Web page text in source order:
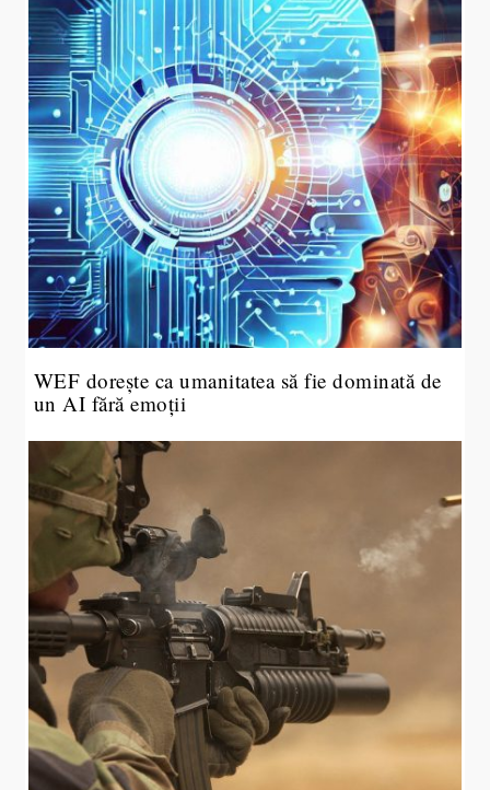
WEF dorește ca umanitatea să fie dominată de
un AI fără emoții